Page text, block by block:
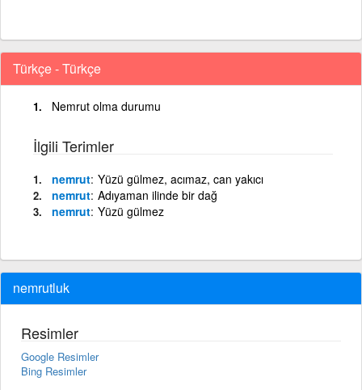
Türkçe - Türkçe
Nemrut olma durumu
İlgili Terimler
nemrut Yüzü gülmez, acımaz, can yakıcı
nemrut Adıyaman ilinde bir dağ
nemrut Yüzü gülmez
nemrutluk
Resimler
Google Resimler
Bing Resimler